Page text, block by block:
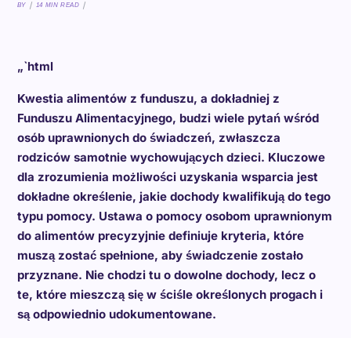
BY 14 MIN READ
„`html
Kwestia alimentów z funduszu, a dokładniej z
Funduszu Alimentacyjnego, budzi wiele pytań wśród
osób uprawnionych do świadczeń, zwłaszcza
rodziców samotnie wychowujących dzieci. Kluczowe
dla zrozumienia możliwości uzyskania wsparcia jest
dokładne określenie, jakie dochody kwalifikują do tego
typu pomocy. Ustawa o pomocy osobom uprawnionym
do alimentów precyzyjnie definiuje kryteria, które
muszą zostać spełnione, aby świadczenie zostało
przyznane. Nie chodzi tu o dowolne dochody, lecz o
te, które mieszczą się w ściśle określonych progach i
są odpowiednio udokumentowane.